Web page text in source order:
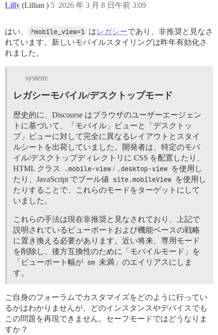
Lilly (Lillian ) 2026 年 3 月 8 日午前 3:09
5
はい、 ?mobile_view=1 はレガシーであり、非推奨と見なさ
れています。新しいモバイルスタイリングは昨年有効化さ
れました。
system:
レガシーモバイル/デスクトップモード
歴史的に、Discourse はブラウザのユーザーエージェン
トに基づいて、「モバイル」ビューと「デスクトッ
プ」ビューに対して完全に異なるレイアウトとスタイ
ルシートを出荷していました。開発者は、特定のモバ
イル/デスクトップディレクトリに CSS を配置したり、
HTML クラス
.mobile-view / .desktop-view を使用し
たり、JavaScript でブール値 site.mobileView を使用し
たりすることで、これらのモードをターゲットにして
いました。
これらの手法は現在非推奨と見なされており、上記で
説明されているビューポートおよび機能ベースの戦略
に置き換える必要があります。近い将来、専用モード
を削除し、後方互換性のために「モバイルモード」を
「ビューポート幅が sm 未満」のエイリアスにしま
す。
ご自身のフォーラムでカスタマイズをどのように行ってい
るかはわかりませんが、どのインスタンスやデバイスでも
この問題を再現できません。セーフモードではどうなりま
すか？